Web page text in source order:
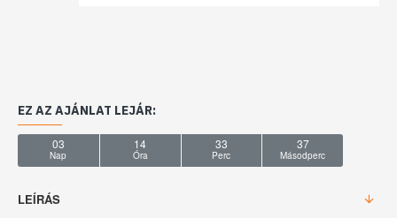
LEÍRÁS
EZ AZ AJÁNLAT LEJÁR:
03
Nap
14
Óra
33
Perc
36
Másodperc